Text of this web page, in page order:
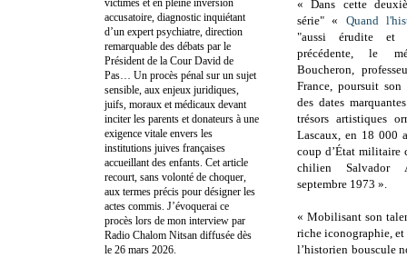
« Dans cette
série" « Quand
"aussi érudite et
précédente, le
Boucheron,
France, poursuit
des dates
trésors artistiques
Lascaux, en 18 000
coup d’État militaire
chilien Salvador
septembre 1973 ».
« Mobilisant son
riche iconographie,
l’historien bouscule
accusatoire, diagnostic inquiétant
d’un expert psychiatre, direction
remarquable des débats par le
Président de la Cour David de
Pas… Un procès pénal sur un sujet
sensible, aux enjeux juridiques,
juifs, moraux et médicaux devant
inciter les parents et donateurs à une
exigence vitale envers les
institutions juives françaises
accueillant des enfants. Cet article
recourt, sans volonté de choquer,
aux termes précis pour désigner les
actes commis. J’évoquerai ce
procès lors de mon interview par
Radio Chalom Nitsan diffusée dès
le 26 mars 2026.